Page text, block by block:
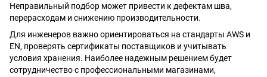
Неправильный подбор может привести к дефектам шва,
перерасходам и снижению производительности.
Для инженеров важно ориентироваться на стандарты AWS и
EN, проверять сертификаты поставщиков и учитывать
условия хранения. Наиболее надежным решением будет
сотрудничество с профессиональными магазинами,